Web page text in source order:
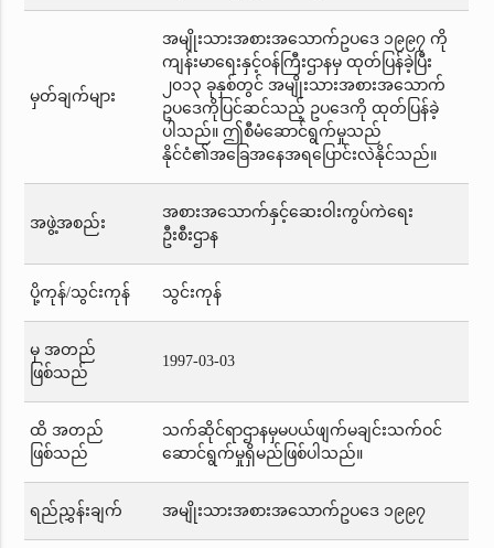
မှတ်ချက်များ
အမျိုးသားအစားအသောက်ဥပဒေ ၁၉၉၇ ကို
ကျန်းမာရေးနှင့်ဝန်ကြီးဌာနမှ ထုတ်ပြန်ခဲ့ပြီး
၂၀၁၃ ခုနှစ်တွင် အမျိုးသားအစားအသောက်
ဥပဒေကိုပြင်ဆင်သည့် ဥပဒေကို ထုတ်ပြန်ခဲ့
ပါသည်။ ဤစီမံဆောင်ရွက်မှုသည်
နိုင်ငံ၏အခြေအနေအရပြောင်းလဲနိုင်သည်။
အဖွဲ့အစည်း
အစားအသောက်နှင့်ဆေးဝါးကွပ်ကဲရေး
ဦးစီးဌာန
ပို့ကုန်/သွင်းကုန် သွင်းကုန်
မှ အတည်
ဖြစ်သည်
1997-03-03
ထိ အတည်
ဖြစ်သည်
သက်ဆိုင်ရာဌာနမှမပယ်ဖျက်မချင်းသက်ဝင်
ဆောင်ရွက်မှုရှိမည်ဖြစ်ပါသည်။
ရည်ညွှန်းချက် အမျိုးသားအစားအသောက်ဥပဒေ ၁၉၉၇